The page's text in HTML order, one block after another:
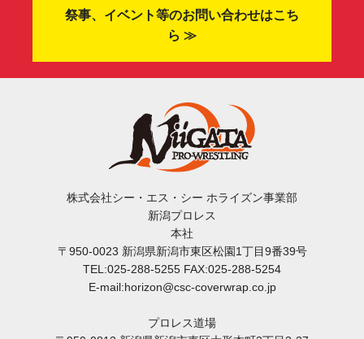
祭事、イベント等のお問い合わせはこち
ら ≫
株式会社シー・エス・シー ホライズン事業部
新潟プロレス
本社
〒950-0023 新潟県新潟市東区松園1丁目9番39号
TEL:025-288-5255 FAX:025-288-5254
E-mail:horizon@csc-coverwrap.co.jp
プロレス道場